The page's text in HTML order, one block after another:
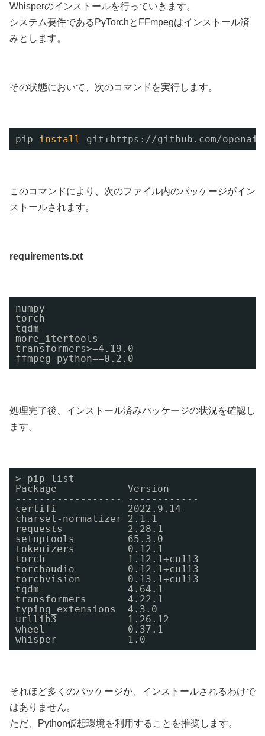
Whisperのインストールを行っていきます。
システム要件であるPyTorchとFFmpegはインストール済
みとします。
その状態において、次のコマンドを実行します。
pip install git+https: //github .com/openai/
このコマンドにより、次のファイル内のパッケージがイン
ストールされます。
requirements.txt
numpy
torch
tqdm
more_itertools
transformers>=4.19.0
ffmpeg-python==0.2.0
処理完了後、インストール済みパッケージの状況を確認し
ます。
> pip list
Package            Version
------------------ ------------
certifi            2022.9.14
charset-normalizer 2.1.1
requests           2.28.1
setuptools         65.3.0
tokenizers         0.12.1
torch              1.12.1+cu113
torchaudio         0.12.1+cu113
torchvision        0.13.1+cu113
tqdm               4.64.1
transformers       4.22.1
typing_extensions  4.3.0
urllib3            1.26.12
wheel              0.37.1
whisper            1.0
それほど多くのパッケージが、インストールされるわけで
はありません。
ただ、Python仮想環境を利用することを推奨します。